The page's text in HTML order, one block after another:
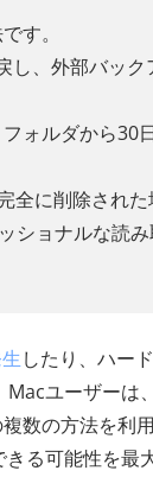
す。
し、外部バック
ォルダから30
全に削除された
ショナルな読み
したり、ハー
Macユーザーは
数の方法を利
る可能性を最